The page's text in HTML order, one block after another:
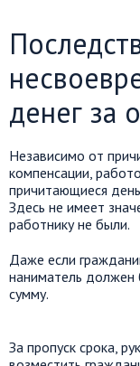
денег за
Независимо от
компенсации,
причитающиеся
Здесь не имеет
работнику не были.
Даже если
наниматель должен
сумму.
За пропуск срока,